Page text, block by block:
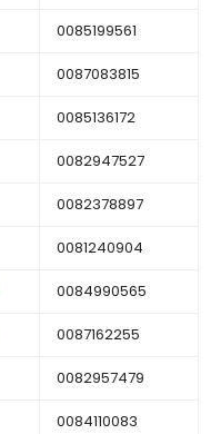
0085199561
0087083815
0085136172
0082947527
0082378897
0081240904
0084990565
0087162255
0082957479
0084110083